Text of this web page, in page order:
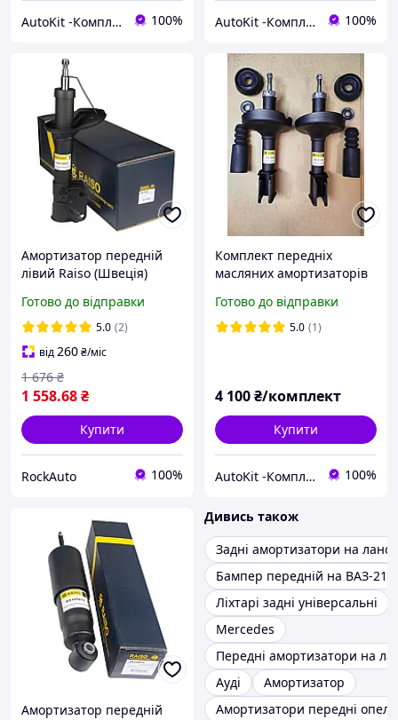
AutoKit -Комплекти підвиски 100% AutoKit -Комплекти підвиски 100%
Амортизатор передній
лівий Raiso (Швеція)
Туксон #RS314994
UAIZLGI24
Готово до відправки
5.0 (2)
від260₴/міс
1 558.68₴
1 676 ₴
Купити
RockAuto 100%
Комплект передніх
масляних амортизаторів
Kangoo 98-08
Готово до відправки
5.0 (1)
4 100₴/комплект
Купити
AutoKit -Комплекти підвиски 100%
Амортизатор передній
Дивись також
Задні амортизатори на ланос
Бампер передній на ВАЗ-
Ліхтарі задні універсальні
Mercedes
Передні амортизатори на
Ауді
Амортизатор
Амортизатори передні опель